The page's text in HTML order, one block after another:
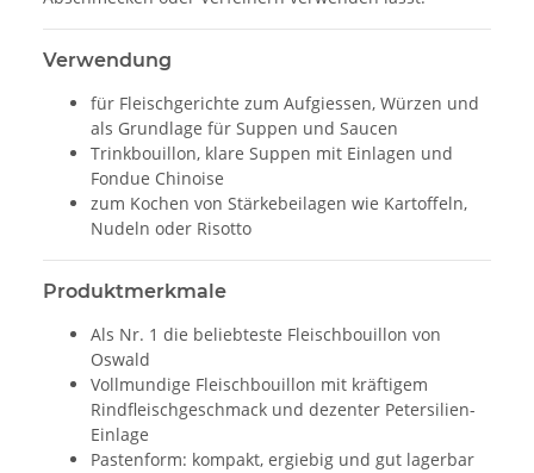
Verwendung
für Fleischgerichte zum Aufgiessen, Würzen und
als Grundlage für Suppen und Saucen
Trinkbouillon, klare Suppen mit Einlagen und
Fondue Chinoise
zum Kochen von Stärkebeilagen wie Kartoffeln,
Nudeln oder Risotto
Produktmerkmale
Als Nr. 1 die beliebteste Fleischbouillon von
Oswald
Vollmundige Fleischbouillon mit kräftigem
Rindfleischgeschmack und dezenter Petersilien-
Einlage
Pastenform: kompakt, ergiebig und gut lagerbar